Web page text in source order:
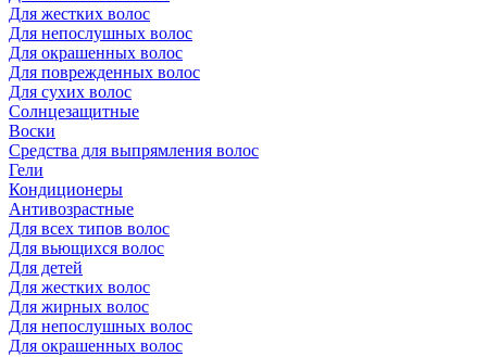
Для жестких волос
Для непослушных волос
Для окрашенных волос
Для поврежденных волос
Для сухих волос
Солнцезащитные
Воски
Средства для выпрямления волос
Гели
Кондиционеры
Антивозрастные
Для всех типов волос
Для вьющихся волос
Для детей
Для жестких волос
Для жирных волос
Для непослушных волос
Для окрашенных волос